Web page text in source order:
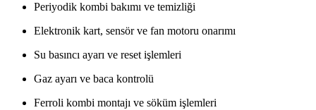
Periyodik kombi bakımı ve temizliği
Elektronik kart, sensör ve fan motoru onarımı
Su basıncı ayarı ve reset işlemleri
Gaz ayarı ve baca kontrolü
Ferroli kombi montajı ve söküm işlemleri